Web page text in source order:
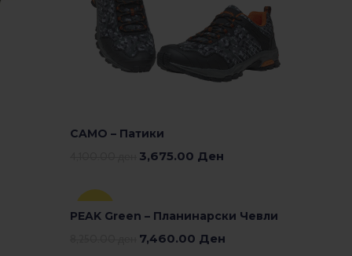
CAMO – Патики
3,675.00 Ден
-10%
PEAK Green – Планинарски Чевли
7,460.00 Ден